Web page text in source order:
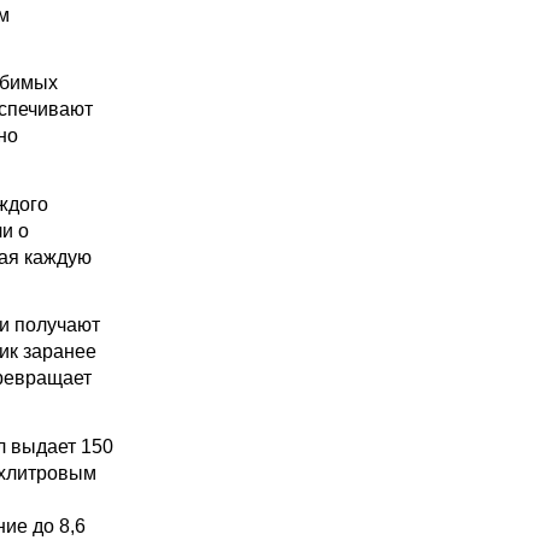
о
каждую
получают
заранее
выдает 150
до 8,6